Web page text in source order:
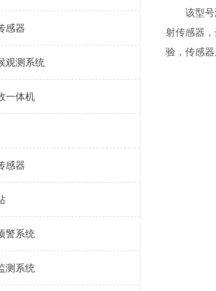
感器
观测系统
一体机
感器
警系统
测系统
该型号满
射传感器
验，传感